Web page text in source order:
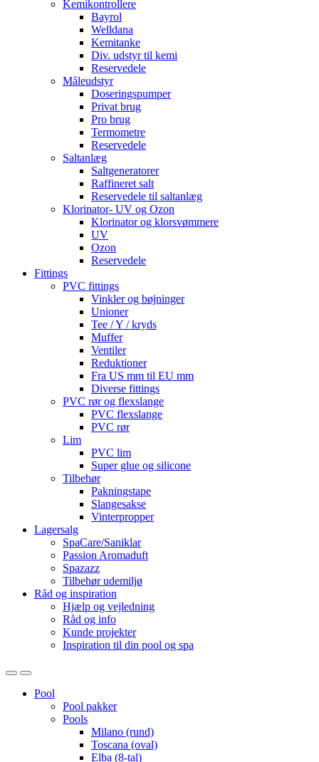
Kemikontrollere
Bayrol
Welldana
Kemitanke
Div. udstyr til kemi
Reservedele
Måleudstyr
Doseringspumper
Privat brug
Pro brug
Termometre
Reservedele
Saltanlæg
Saltgeneratorer
Raffineret salt
Reservedele til saltanlæg
Klorinator- UV og Ozon
Klorinator og klorsvømmere
UV
Ozon
Reservedele
Fittings
PVC fittings
Vinkler og bøjninger
Unioner
Tee / Y / kryds
Muffer
Ventiler
Reduktioner
Fra US mm til EU mm
Diverse fittings
PVC rør og flexslange
PVC flexslange
PVC rør
Lim
PVC lim
Super glue og silicone
Tilbehør
Pakningstape
Slangesakse
Vinterpropper
Lagersalg
SpaCare/Saniklar
Passion Aromaduft
Spazazz
Tilbehør udemiljø
Råd og inspiration
Hjælp og vejledning
Råd og info
Kunde projekter
Inspiration til din pool og spa
OpenClose
Pool
Pool pakker
Pools
Milano (rund)
Toscana (oval)
Elba (8-tal)